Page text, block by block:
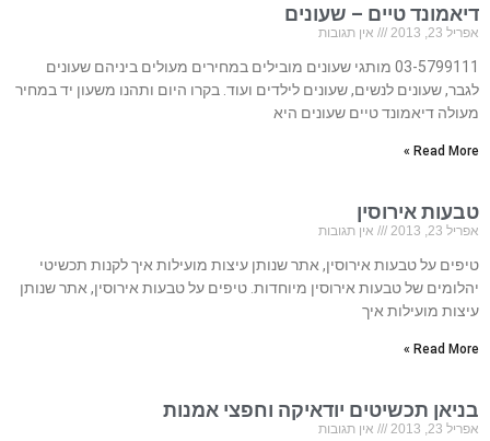
דיאמונד טיים – שעונים
אפריל 23, 2013 אין תגובות
03-5799111 מותגי שעונים מובילים במחירים מעולים ביניהם שעונים
לגבר, שעונים לנשים, שעונים לילדים ועוד. בקרו היום ותהנו משעון יד במחיר
מעולה דיאמונד טיים שעונים היא
Read More »
טבעות אירוסין
אפריל 23, 2013 אין תגובות
טיפים על טבעות אירוסין, אתר שנותן עיצות מועילות איך לקנות תכשיטי
יהלומים של טבעות אירוסין מיוחדות. טיפים על טבעות אירוסין, אתר שנותן
עיצות מועילות איך
Read More »
בניאן תכשיטים יודאיקה וחפצי אמנות
אפריל 23, 2013 אין תגובות